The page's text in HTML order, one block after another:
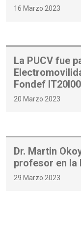
16 Marzo 2023
La PUCV fue
Fondef
20 Marzo 2023
Dr. Martin
profesor en la
29 Marzo 2023